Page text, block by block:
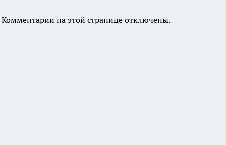
Комментарии на этой странице отключены.